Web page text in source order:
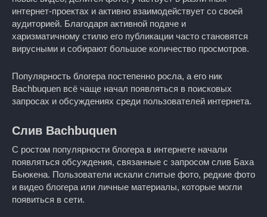
интернет-проектах и активно взаимодействует со своей
аудиторией. Благодаря активной подаче и
харизматичному стилю его публикации часто становятся
вирусными и собирают большое количество просмотров.
Популярность блогера постепенно росла, а его ник
Bachbuquen всё чаще начал появляться в поисковых
запросах и обсуждениях среди пользователей интернета.
Слив Bachbuquen
С ростом популярности блогера в интернете начали
появляться обсуждения, связанные с запросом слив Баха
Бьюкена. Пользователи искали слитые фото, редкие фото
и видео блогера или личные материалы, которые могли
появиться в сети.